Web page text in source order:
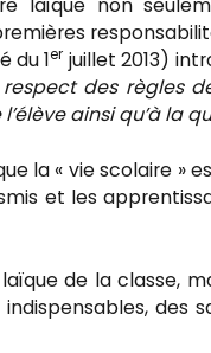
du 1er juillet 2013)
des règles
ainsi qu’à la
la « vie scolaire »
et les
de la classe,
des